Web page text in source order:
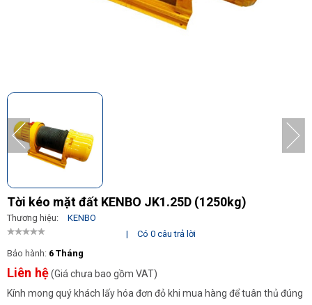
Tời kéo mặt đất KENBO JK1.25D (1250kg)
Thương hiệu:
KENBO
|
Có 0 câu trả lời
Bảo hành: 6 Tháng
Liên hệ(Giá chưa bao gồm VAT)
Kính mong quý khách lấy hóa đơn đỏ khi mua hàng để tuân thủ đúng